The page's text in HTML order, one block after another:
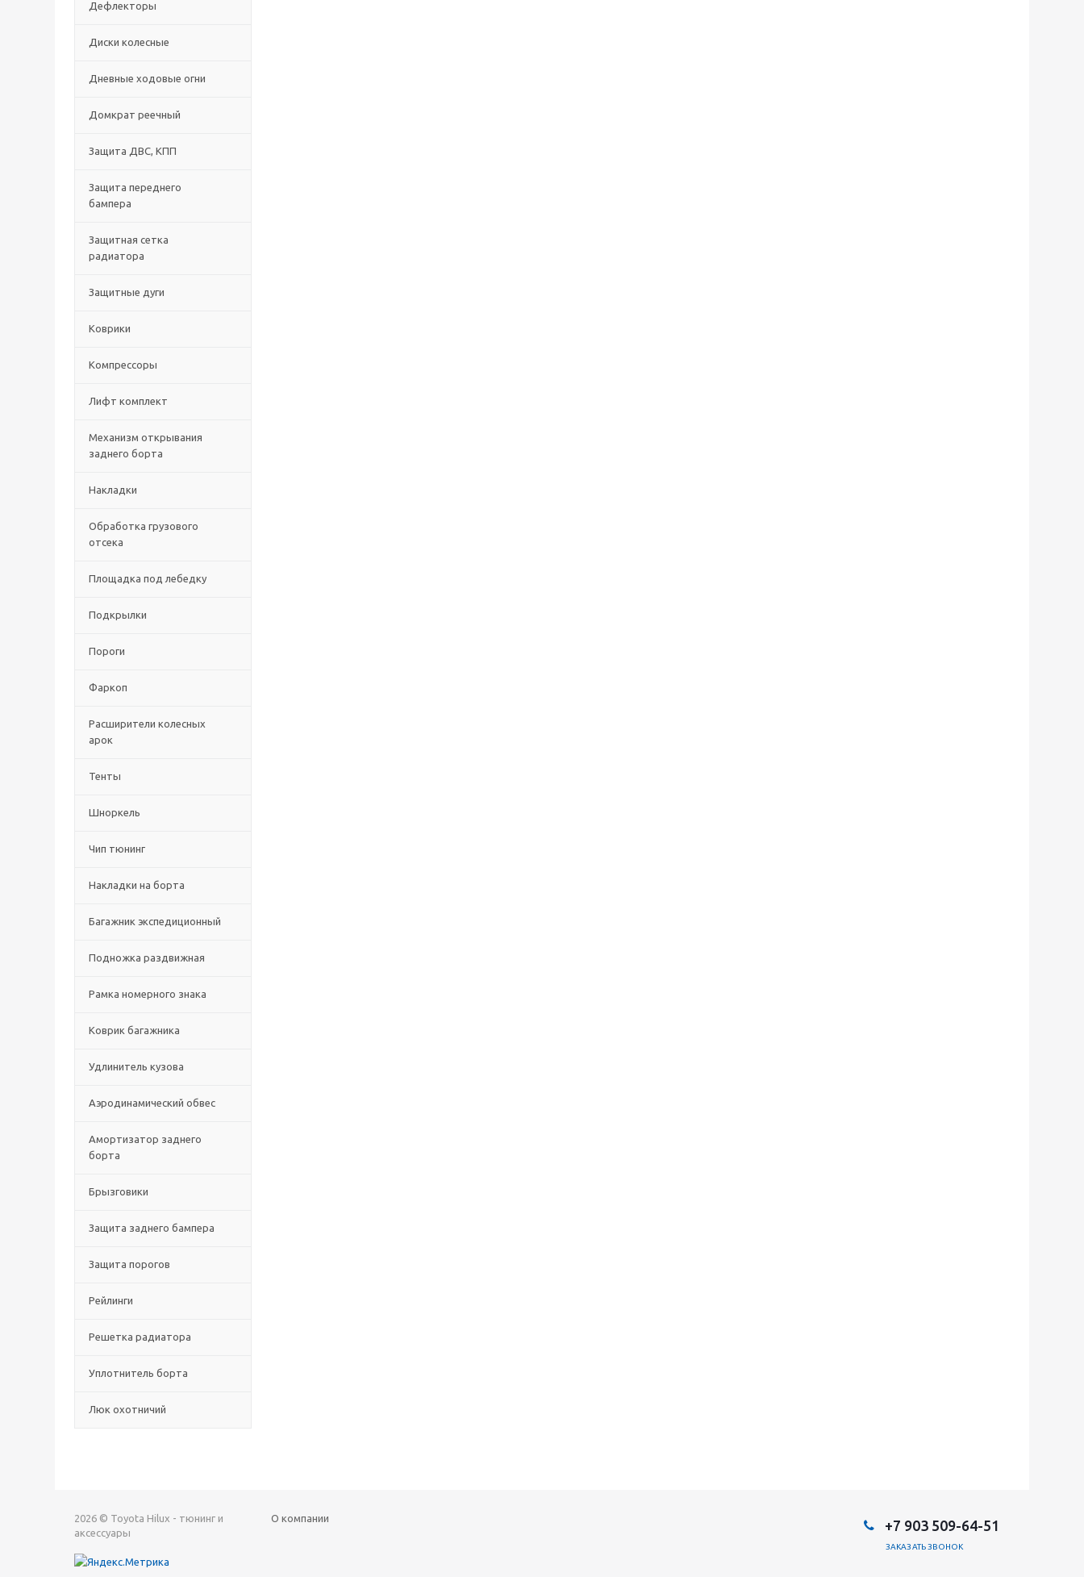
Дефлекторы
Диски колесные
Дневные ходовые огни
Домкрат реечный
Защита ДВС, КПП
Защита переднего
бампера
Защитная сетка
радиатора
Защитные дуги
Коврики
Компрессоры
Лифт комплект
Механизм открывания
заднего борта
Накладки
Обработка грузового
отсека
Площадка под лебедку
Подкрылки
Пороги
Фаркоп
Расширители колесных
арок
Тенты
Шноркель
Чип тюнинг
Накладки на борта
Багажник экспедиционный
Подножка раздвижная
Рамка номерного знака
Коврик багажника
Удлинитель кузова
Аэродинамический обвес
Амортизатор заднего
борта
Брызговики
Защита заднего бампера
Защита порогов
Рейлинги
Решетка радиатора
Уплотнитель борта
Люк охотничий
2026 © Toyota Hilux - тюнинг и
аксессуары
О компании +7 903 509-64-51
ЗАКАЗАТЬ ЗВОНОК